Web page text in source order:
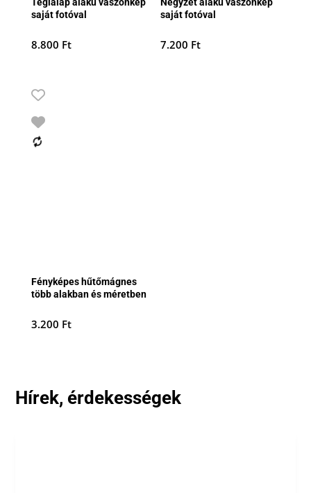
saját fotóval
8.800 Ft
saját fotóval
7.200 Ft
Fényképes hűtőmágnes
több alakban és méretben
3.200 Ft
Hírek, érdekességek